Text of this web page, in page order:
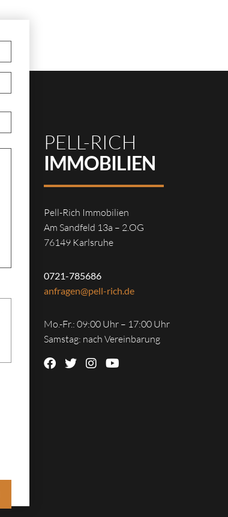
PELL-RICH
IMMOBILIEN
Pell-Rich Immobilien
Am Sandfeld 13a – 2.OG
76149 Karlsruhe
0721-785686
anfragen@pell-rich.de
Mo.-Fr.: 09:00 Uhr – 17:00 Uhr
Samstag: nach Vereinbarung